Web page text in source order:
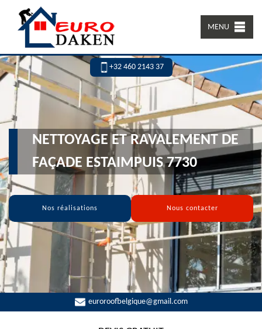
MENU
+32 460 2143 37
NETTOYAGE ET RAVALEMENT DE
FAÇADE ESTAIMPUIS 7730
Nos réalisations Nous contacter
euroroofbelgique@gmail.com